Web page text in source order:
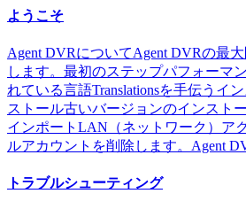
ようこそ
Agent DVRについてAgent DVRの最
します。 最初のステップパフォーマ
れている言語Translationsを手伝う イ
ストール古いバージョンのインスト
インポート LAN（ネットワーク）ア
ルアカウントを削除します。 Agent
トラブルシューティング